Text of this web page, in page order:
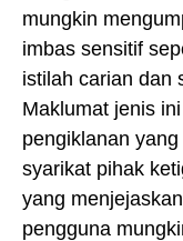
mungkin
imbas sensitif
istilah carian dan
Maklumat jenis
pengiklanan
syarikat pihak
yang
pengguna